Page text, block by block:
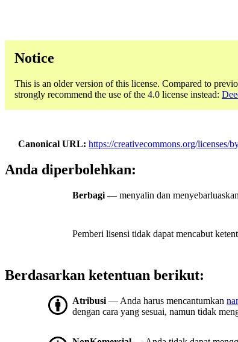
Notice
This is an older version of this license. Compared to
strongly recommend the use of the 4.0 license instead:
Canonical URL https://creativecommons.org/licenses/
Anda diperbolehkan:
Berbagi — menyalin dan
Pemberi lisensi tidak dapat mencabut
Berdasarkan ketentuan berikut:
Atribusi — Anda harus mencantumkan
dengan cara yang sesuai, namun tidak